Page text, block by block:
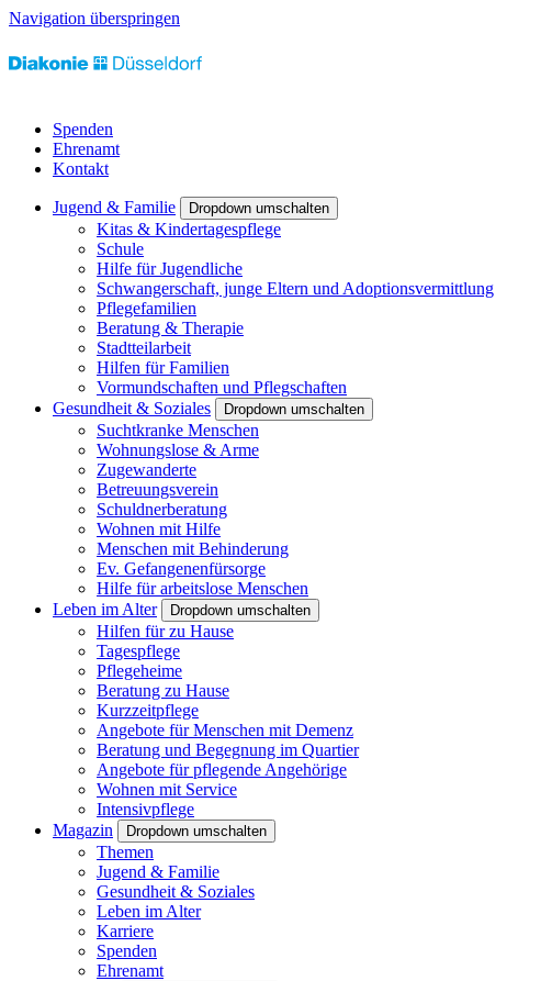
Navigation überspringen
Spenden
Ehrenamt
Kontakt
Jugend & Familie Dropdown umschalten
Kitas & Kindertagespflege
Schule
Hilfe für Jugendliche
Schwangerschaft, junge Eltern und Adoptionsvermittlung
Pflegefamilien
Beratung & Therapie
Stadtteilarbeit
Hilfen für Familien
Vormundschaften und Pflegschaften
Gesundheit & Soziales
Dropdown umschalten
Suchtkranke Menschen
Wohnungslose & Arme
Zugewanderte
Betreuungsverein
Schuldnerberatung
Wohnen mit Hilfe
Menschen mit Behinderung
Ev. Gefangenenfürsorge
Hilfe für arbeitslose Menschen
Leben im Alter
Dropdown umschalten
Hilfen für zu Hause
Tagespflege
Pflegeheime
Beratung zu Hause
Kurzzeitpflege
Angebote für Menschen mit Demenz
Beratung und Begegnung im Quartier
Angebote für pflegende Angehörige
Wohnen mit Service
Intensivpflege
Magazin
Dropdown umschalten
Themen
Jugend & Familie
Gesundheit & Soziales
Leben im Alter
Karriere
Spenden
Ehrenamt